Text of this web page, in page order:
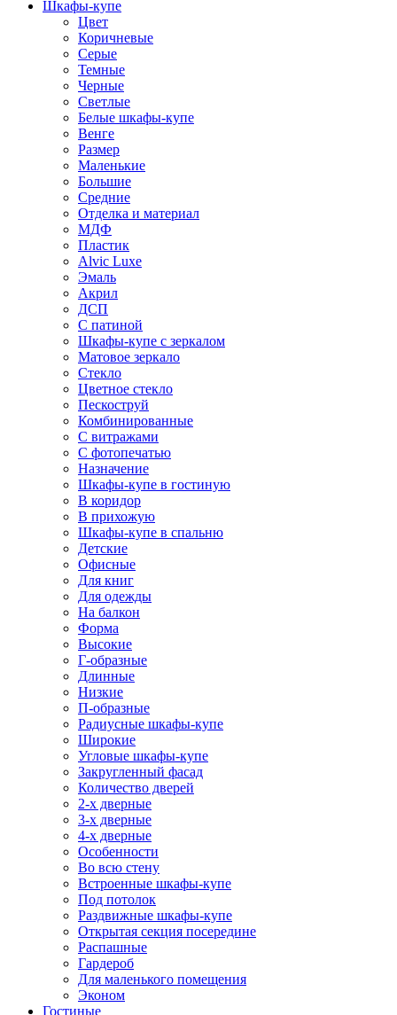
Шкафы-купе
Цвет
Коричневые
Серые
Темные
Черные
Светлые
Белые шкафы-купе
Венге
Размер
Маленькие
Большие
Средние
Отделка и материал
МДФ
Пластик
Alvic Luxe
Эмаль
Акрил
ДСП
С патиной
Шкафы-купе с зеркалом
Матовое зеркало
Стекло
Цветное стекло
Пескоструй
Комбинированные
С витражами
С фотопечатью
Назначение
Шкафы-купе в гостиную
В коридор
В прихожую
Шкафы-купе в спальню
Детские
Офисные
Для книг
Для одежды
На балкон
Форма
Высокие
Г-образные
Длинные
Низкие
П-образные
Радиусные шкафы-купе
Широкие
Угловые шкафы-купе
Закругленный фасад
Количество дверей
2-х дверные
3-х дверные
4-х дверные
Особенности
Во всю стену
Встроенные шкафы-купе
Под потолок
Раздвижные шкафы-купе
Открытая секция посередине
Распашные
Гардероб
Для маленького помещения
Эконом
Гостиные